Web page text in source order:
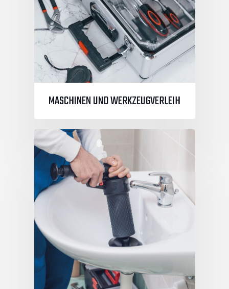
MASCHINEN UND WERKZEUGVERLEIH